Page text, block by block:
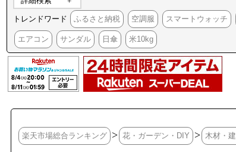
トレンドワード ふるさと納税 空調服 スマートウォッチ
エアコン サンダル 日傘 米10kg
楽天市場総合ランキング > 花・ガーデン・DIY > 木材・